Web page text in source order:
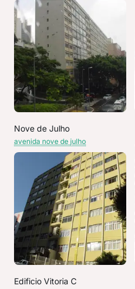
Nove de Julho
avenida nove de julho
Edificio Vitoria C